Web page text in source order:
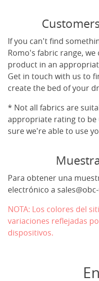
If you can't find
Romo's fabric range,
product in an
Get in touch with us to
create the bed of your
* Not all fabrics are
appropriate rating to be
sure we're able to use
Para obtener una
electrónico a
NOTA: Los colores del
variaciones reflejadas
dispositivos.